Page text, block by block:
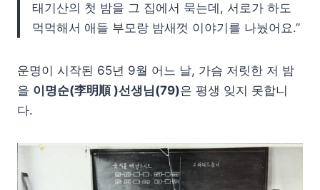
태기산의 첫 밤을 그 집에서 묵는데, 서로가 하도
먹먹해서 애들 부모랑 밤새껏 이야기를 나눴어요.”
운명이 시작된 65년 9월 어느 날, 가슴 저릿한 저 밤
을 이명순(李明順 )선생님(79)은 평생 잊지 못합니
다.